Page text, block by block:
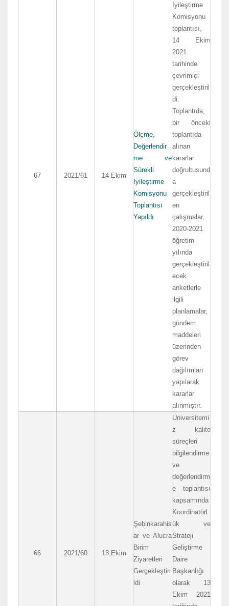
67 2021/61 14 Ekim
Ölçme,
Değerlendir
me ve
Sürekli
İyileştirme
Komisyonu
Toplantısı
Yapıldı
İyileştirme
Komisyonu
toplantısı,
14 Ekim
2021
tarihinde
çevrimiçi
gerçekleştiril
di.
Toplantıda,
bir önceki
toplantıda
alınan
kararlar
doğrultusund
a
gerçekleştiril
en
çalışmalar,
2020-2021
öğretim
yılında
gerçekleştiril
ecek
anketlerle
ilgili
planlamalar,
gündem
maddeleri
üzerinden
görev
dağılımları
yapılarak
kararlar
alınmıştır.
66 2021/60 13 Ekim
Şebinkarahis
ar ve Alucra
Birim
Ziyaretleri
Gerçekleştiri
ldi
Üniversitemi
z kalite
süreçleri
bilgilendirme
ve
değerlendirm
e toplantısı
kapsamında
Koordinatörl
ük ve
Strateji
Geliştirme
Daire
Başkanlığı
olarak 13
Ekim 2021